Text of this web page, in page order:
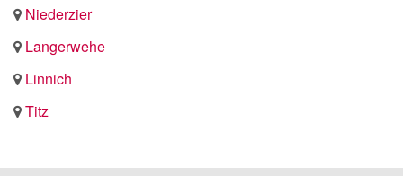
Niederzier
Langerwehe
Linnich
Titz